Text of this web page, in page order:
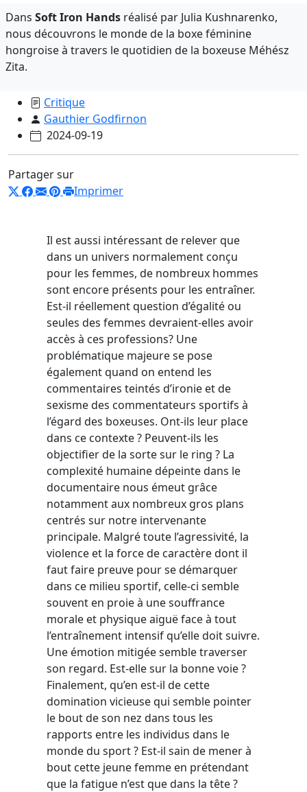
Dans Soft Iron Hands réalisé par Julia Kushnarenko,
nous découvrons le monde de la boxe féminine
hongroise à travers le quotidien de la boxeuse Méhész
Zita.
Critique
Gauthier Godfirnon
2024-09-19
Partager sur
Imprimer
Il est aussi intéressant de relever que
dans un univers normalement conçu
pour les femmes, de nombreux hommes
sont encore présents pour les entraîner.
Est-il réellement question d’égalité ou
seules des femmes devraient-elles avoir
accès à ces professions? Une
problématique majeure se pose
également quand on entend les
commentaires teintés d’ironie et de
sexisme des commentateurs sportifs à
l’égard des boxeuses. Ont-ils leur place
dans ce contexte ? Peuvent-ils les
objectifier de la sorte sur le ring ? La
complexité humaine dépeinte dans le
documentaire nous émeut grâce
notamment aux nombreux gros plans
centrés sur notre intervenante
principale. Malgré toute l’agressivité, la
violence et la force de caractère dont il
faut faire preuve pour se démarquer
dans ce milieu sportif, celle-ci semble
souvent en proie à une souffrance
morale et physique aiguë face à tout
l’entraînement intensif qu’elle doit suivre.
Une émotion mitigée semble traverser
son regard. Est-elle sur la bonne voie ?
Finalement, qu’en est-il de cette
domination vicieuse qui semble pointer
le bout de son nez dans tous les
rapports entre les individus dans le
monde du sport ? Est-il sain de mener à
bout cette jeune femme en prétendant
que la fatigue n’est que dans la tête ?